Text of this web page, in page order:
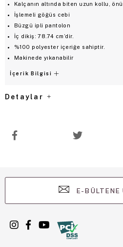
Kalçanın altında biten uzun kollu, önü
İşlemeli göğüs cebi
Büzgü ipli pantolon
İç dikiş: 78.74 cm’dir.
%100 polyester içeriğe sahiptir.
Makinede yıkanabilir
İçerik Bilgisi
Detaylar
E-BÜLTENE